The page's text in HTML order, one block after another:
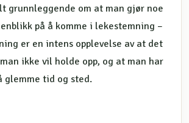
grunnleggende om at man gjør noe
på å komme i lekestemning –
er en intens opplevelse av at det
ikke vil holde opp, og at man har
glemme tid og sted.